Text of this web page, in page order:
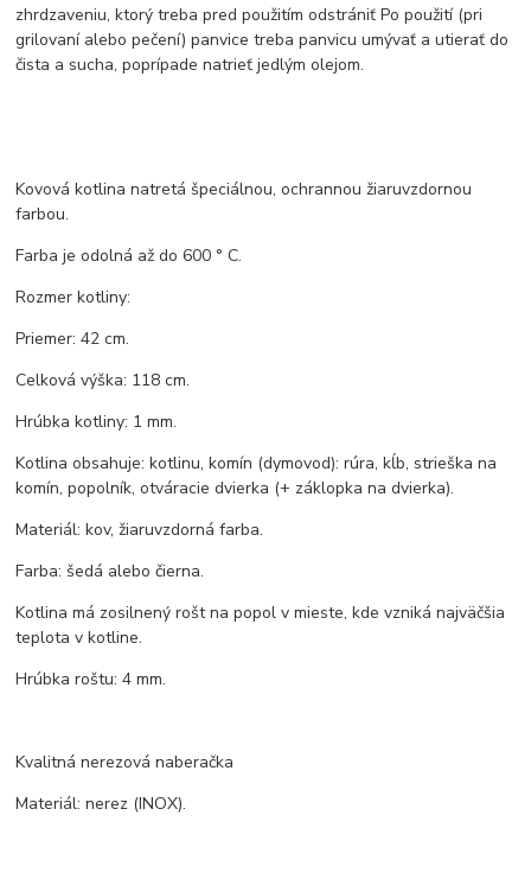
zhrdzaveniu, ktorý treba pred použitím odstrániť Po použití (pri
grilovaní alebo pečení) panvice treba panvicu umývať a utierať do
čista a sucha, poprípade natrieť jedlým olejom.
Kovová kotlina natretá špeciálnou, ochrannou žiaruvzdornou
farbou.
Farba je odolná až do 600 ° C.
Rozmer kotliny:
Priemer: 42 cm.
Celková výška: 118 cm.
Hrúbka kotliny: 1 mm.
Kotlina obsahuje: kotlinu, komín (dymovod): rúra, kĺb, strieška na
komín, popolník, otváracie dvierka (+ záklopka na dvierka).
Materiál: kov, žiaruvzdorná farba.
Farba: šedá alebo čierna.
Kotlina má zosilnený rošt na popol v mieste, kde vzniká najväčšia
teplota v kotline.
Hrúbka roštu: 4 mm.
Kvalitná nerezová naberačka
Materiál: nerez (INOX).